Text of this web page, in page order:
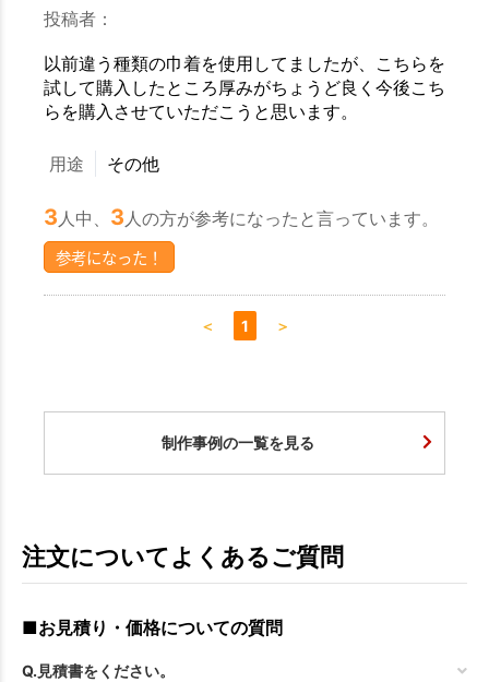
投稿者：
以前違う種類の巾着を使用してましたが、こちらを
試して購入したところ厚みがちょうど良く今後こち
らを購入させていただこうと思います。
用途 その他
3 人中、 3 人の方が参考になったと言っています。
参考になった！
＜ 1 ＞
制作事例の一覧を見る
注文についてよくあるご質問
■お見積り・価格についての質問
Q.見積書をください。